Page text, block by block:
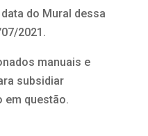
do Mural dessa
2021.
manuais e
subsidiar
questão.